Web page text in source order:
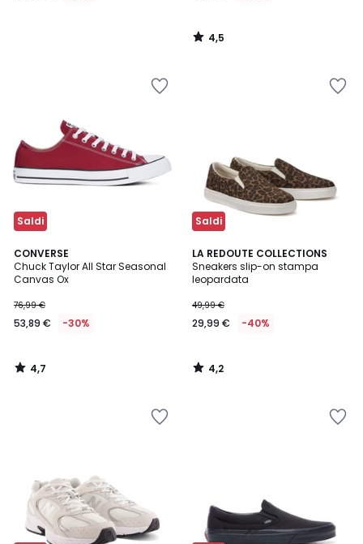
4,5
/
Saldi
CONVERSE
Chuck Taylor All Star Seasonal
Canvas Ox
76,99 €
53,89 € -30%
4,7
/ 5
4,7
/
Saldi
LA REDOUTE COLLECTIONS
Sneakers slip-on stampa
leopardata
49,99 €
29,99 € -40%
4,2
/ 5
4,2
/